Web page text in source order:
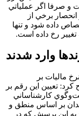
و صرفا اگر عملياتي
برخي از
داده شود و تنها
رخ داده است.
وارد شدند
ماليات بر
تصريح كرد: تعيين اين رقم بر
كارشناساني
بر اساس منطق و
به اين پرسش كه در